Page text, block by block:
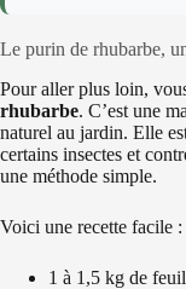
Le purin de rhubarbe,
Pour aller plus loin,
rhubarbe. C’est une
naturel au jardin. Elle
certains insectes et
une méthode simple.
Voici une recette facile :
1 à 1,5 kg de